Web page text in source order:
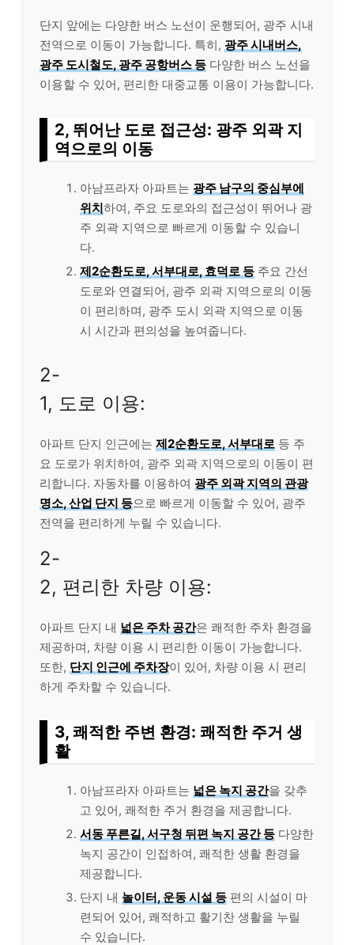
단지 앞에는 다양한 버스 노선이 운행되어, 광주 시내
전역으로 이동이 가능합니다. 특히, 광주 시내버스,
광주 도시철도, 광주 공항버스 등 다양한 버스 노선을
이용할 수 있어, 편리한 대중교통 이용이 가능합니다.
2, 뛰어난 도로 접근성: 광주 외곽 지
역으로의 이동
아남프라자 아파트는 광주 남구의 중심부에
위치하여, 주요 도로와의 접근성이 뛰어나 광
주 외곽 지역으로 빠르게 이동할 수 있습니
다.
제2순환도로, 서부대로, 효덕로 등 주요 간선
도로와 연결되어, 광주 외곽 지역으로의 이동
이 편리하며, 광주 도시 외곽 지역으로 이동
시 시간과 편의성을 높여줍니다.
2-
1, 도로 이용:
아파트 단지 인근에는 제2순환도로, 서부대로 등 주
요 도로가 위치하여, 광주 외곽 지역으로의 이동이 편
리합니다. 자동차를 이용하여 광주 외곽 지역의 관광
명소, 산업 단지 등으로 빠르게 이동할 수 있어, 광주
전역을 편리하게 누릴 수 있습니다.
2-
2, 편리한 차량 이용:
아파트 단지 내 넓은 주차 공간은 쾌적한 주차 환경을
제공하며, 차량 이용 시 편리한 이동이 가능합니다.
또한, 단지 인근에 주차장이 있어, 차량 이용 시 편리
하게 주차할 수 있습니다.
3, 쾌적한 주변 환경: 쾌적한 주거 생
활
아남프라자 아파트는 넓은 녹지 공간을 갖추
고 있어, 쾌적한 주거 환경을 제공합니다.
서동 푸른길, 서구청 뒤편 녹지 공간 등 다양한
녹지 공간이 인접하여, 쾌적한 생활 환경을
제공합니다.
단지 내 놀이터, 운동 시설 등 편의 시설이 마
련되어 있어, 쾌적하고 활기찬 생활을 누릴
수 있습니다.